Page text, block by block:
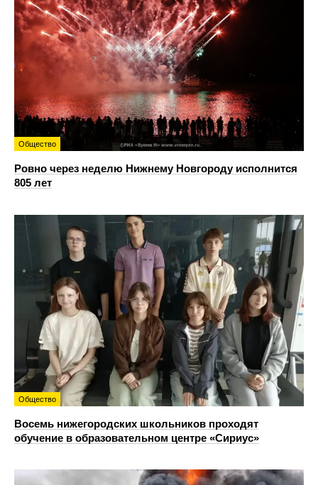
Общество
Ровно через неделю Нижнему Новгороду исполнится
805 лет
Общество
Восемь нижегородских школьников проходят
обучение в образовательном центре «Сириус»